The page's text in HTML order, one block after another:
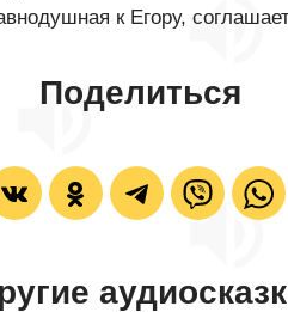
к Егору,
Поделиться